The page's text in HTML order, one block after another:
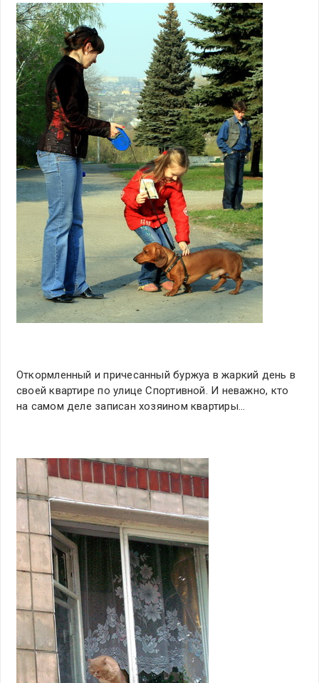
Откормленный и причесанный буржуа в жаркий день в
своей квартире по улице Спортивной. И неважно, кто
на самом деле записан хозяином квартиры…